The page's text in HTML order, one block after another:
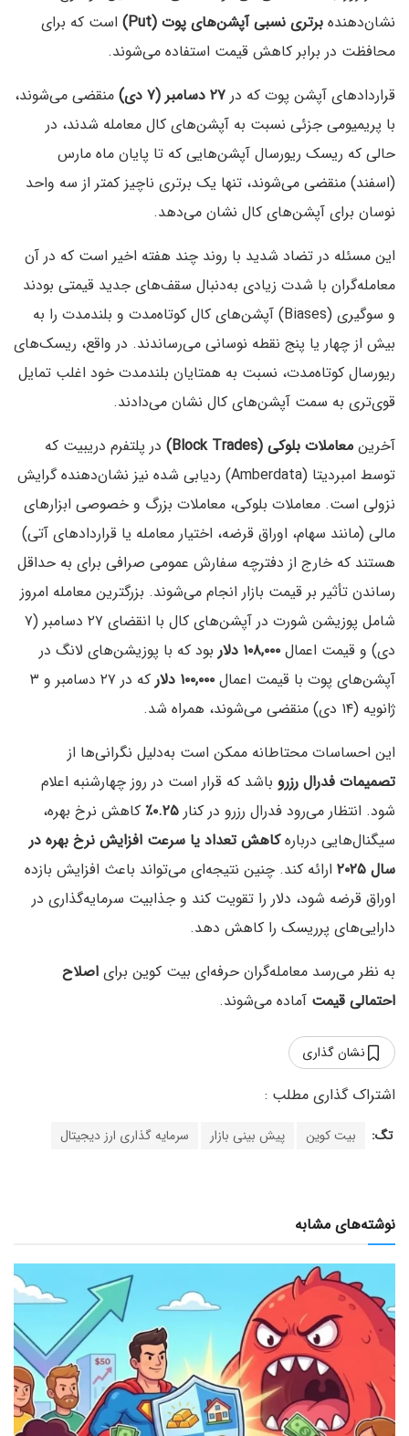
نشان‌دهنده برتری نسبی آپشن‌های پوت (Put)
است که برای
محافظت در برابر کاهش قیمت استفاده می‌شوند.
قراردادهای آپشن‌ پوت که در
منقضی می‌شوند،
با پریمیومی جزئی نسبت به آپشن‌های کال‌ معامله شدند، در
حالی که ریسک‌‌ ریورسال آپشن‌هایی که تا پایان ماه مارس
(اسفند) منقضی می‌شوند، تنها یک برتری ناچیز کمتر از سه واحد
نوسان برای آپشن‌های کال نشان می‌دهد.
این مسئله در تضاد شدید با روند چند هفته اخیر است که در آن
معامله‌گران با شدت زیادی به‌دنبال سقف‌های جدید قیمتی بودند
و سوگیری (Biases) آپشن‌های کال کوتاه‌مدت و بلندمدت را به
بیش از چهار یا پنج نقطه نوسانی می‌رساندند. در واقع، ریسک‌های
ریورسال کوتاه‌مدت، نسبت به همتایان بلندمدت خود اغلب تمایل
قوی‌تری به سمت آپشن‌های کال نشان می‌دادند.
آخرین معاملات بلوکی (Block Trades)
در پلتفرم دریبیت که
توسط امبردیتا (Amberdata) ردیابی شده نیز نشان‌دهنده گرایش
نزولی است. معاملات بلوکی، معاملات بزرگ و خصوصی ابزارهای
مالی (مانند سهام، اوراق قرضه، اختیار معامله یا قراردادهای آتی)
هستند که خارج از دفترچه سفارش عمومی صرافی برای به حداقل
رساندن تأثیر بر قیمت بازار انجام می‌شوند. بزرگترین معامله امروز
شامل پوزیشن شورت در آپشن‌های کال با انقضای ۲۷ دسامبر (۷
دی) و قیمت اعمال ۱۰۸,۰۰۰ دلار
بود که با پوزیشن‌های لانگ در
آپشن‌های پوت با قیمت اعمال ۱۰۰,۰۰۰ دلار
که در ۲۷ دسامبر و ۳
ژانویه (۱۴ دی) منقضی می‌شوند، همراه شد.
این احساسات محتاطانه ممکن است به‌دلیل نگرانی‌ها از
تصمیمات فدرال رزرو باشد که قرار است در روز چهارشنبه اعلام
شود. انتظار می‌رود فدرال رزرو در کنار ۰.۲۵٪ کاهش نرخ بهره،
سیگنال‌هایی دربارهکاهش تعداد یا سرعت افزایش نرخ بهره در
سال ۲۰۲۵
ارائه کند. چنین نتیجه‌ای می‌تواند باعث افزایش بازده
اوراق قرضه شود، دلار را تقویت کند و جذابیت سرمایه‌گذاری در
دارایی‌های پرریسک را کاهش دهد.
به نظر می‌رسد معامله‌گران حرفه‌ای بیت‌ کوین برای اصلاح
احتمالی قیمت آماده می‌شوند.
نشان گذاری
تگ: بیت کوین پیش بینی بازار سرمایه گذاری ارز دیجیتال
نوشته‌های مشابه